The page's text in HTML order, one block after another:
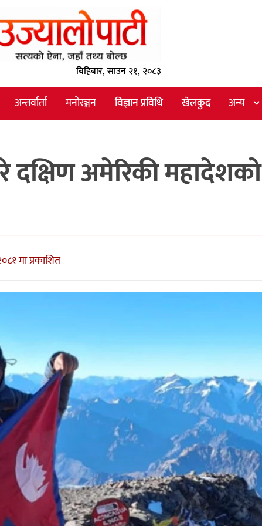
बिहिबार, साउन २१, २०८३
अन्तर्वार्ता मनोरञ्जन विज्ञान प्रविधि खेलकुद अन्य
दक्षिण अमेरिकी महादेशको
मा प्रकाशित